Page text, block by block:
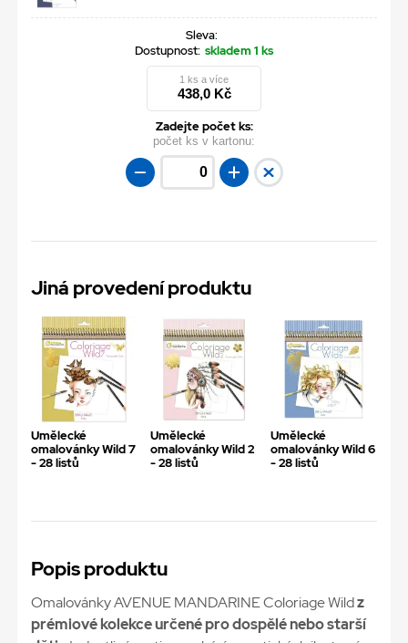
Sleva:
Dostupnost: skladem 1 ks
1 ks a více
438,0 Kč
Zadejte počet ks:
počet ks v kartonu:
Jiná provedení produktu
Umělecké
omalovánky Wild 7
- 28 listů
Umělecké
omalovánky Wild 2
- 28 listů
Umělecké
omalovánky Wild 6
- 28 listů
Popis produktu
Omalovánky AVENUE MANDARINE Coloriage Wildz
prémiové kolekce určené pro dospělé nebo starší